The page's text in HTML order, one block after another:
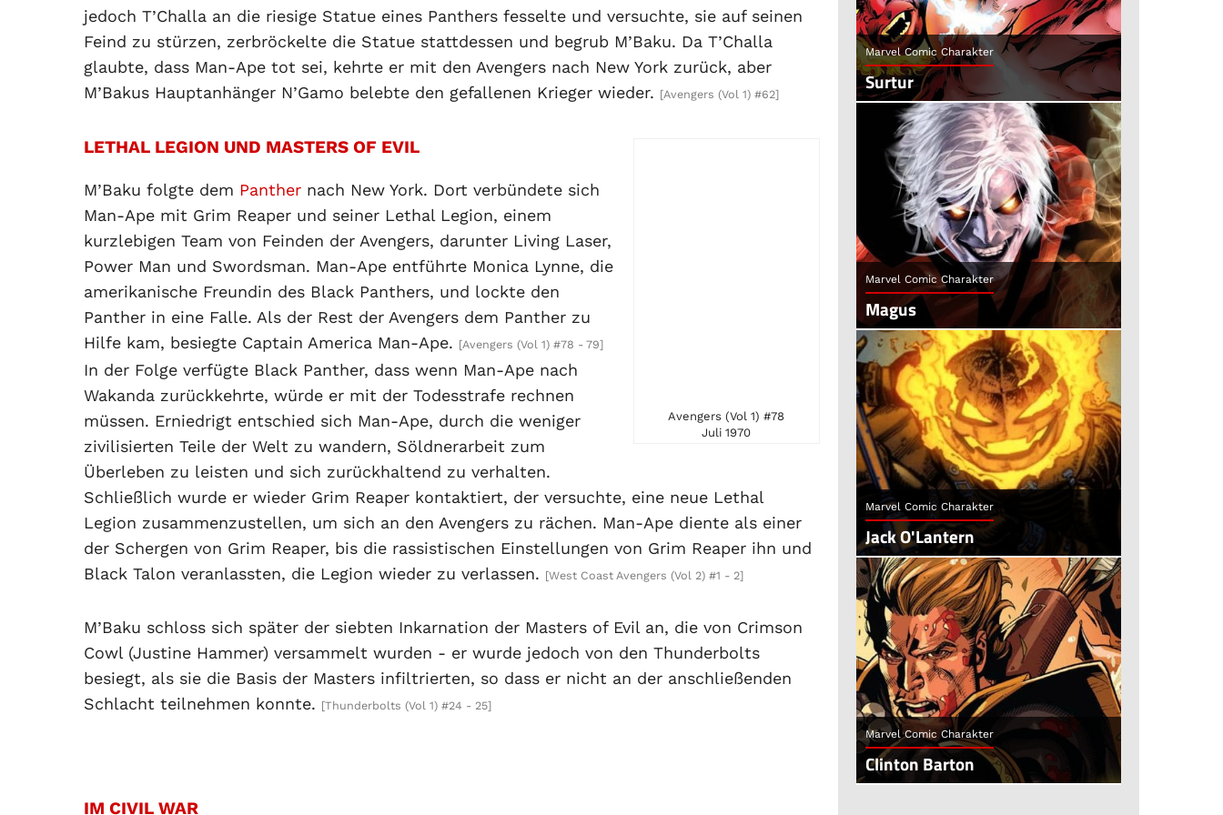
jedoch T’Challa an die riesige Statue eines Panthers fesselte und versuchte, sie auf seinen
Feind zu stürzen, zerbröckelte die Statue stattdessen und begrub M’Baku. Da T’Challa
glaubte, dass Man-Ape tot sei, kehrte er mit den Avengers nach New York zurück, aber
M’Bakus Hauptanhänger N’Gamo belebte den gefallenen Krieger wieder. [Avengers (Vol 1) #62]
LETHAL LEGION UND MASTERS OF EVIL
Avengers (Vol 1) #78
Juli 1970
M’Baku folgte dem Panther nach New York. Dort verbündete sich
Man-Ape mit Grim Reaper und seiner Lethal Legion, einem
kurzlebigen Team von Feinden der Avengers, darunter Living Laser,
Power Man und Swordsman. Man-Ape entführte Monica Lynne, die
amerikanische Freundin des Black Panthers, und lockte den
Panther in eine Falle. Als der Rest der Avengers dem Panther zu
Hilfe kam, besiegte Captain America Man-Ape. [Avengers (Vol 1) #78 - 79]
In der Folge verfügte Black Panther, dass wenn Man-Ape nach
Wakanda zurückkehrte, würde er mit der Todesstrafe rechnen
müssen. Erniedrigt entschied sich Man-Ape, durch die weniger
zivilisierten Teile der Welt zu wandern, Söldnerarbeit zum
Überleben zu leisten und sich zurückhaltend zu verhalten.
Schließlich wurde er wieder Grim Reaper kontaktiert, der versuchte, eine neue Lethal
Legion zusammenzustellen, um sich an den Avengers zu rächen. Man-Ape diente als einer
der Schergen von Grim Reaper, bis die rassistischen Einstellungen von Grim Reaper ihn und
Black Talon veranlassten, die Legion wieder zu verlassen. [West Coast Avengers (Vol 2) #1 - 2]
M’Baku schloss sich später der siebten Inkarnation der Masters of Evil an, die von Crimson
Cowl (Justine Hammer) versammelt wurden - er wurde jedoch von den Thunderbolts
besiegt, als sie die Basis der Masters infiltrierten, so dass er nicht an der anschließenden
Schlacht teilnehmen konnte. [Thunderbolts (Vol 1) #24 - 25]
IM CIVIL WAR
Marvel Comic Charakter
Surtur
Marvel Comic Charakter
Magus
Marvel Comic Charakter
Jack O'Lantern
Marvel Comic Charakter
Clinton Barton